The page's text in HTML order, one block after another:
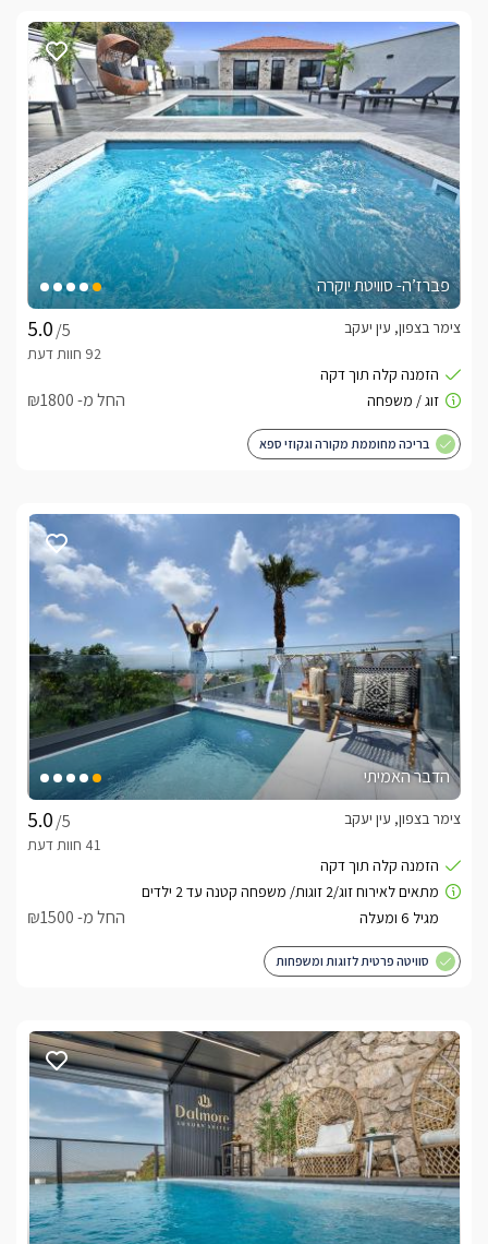
פברז’ה- סוויטת יוקרה
/5
צימר בצפון, עין יעקב
החל מ- ₪1800
בריכה מחוממת מקורה וגקוזי ספא
הדבר האמיתי
/5
צימר בצפון, עין יעקב
החל מ- ₪1500
סוויטה פרטית לזוגות ומשפחות